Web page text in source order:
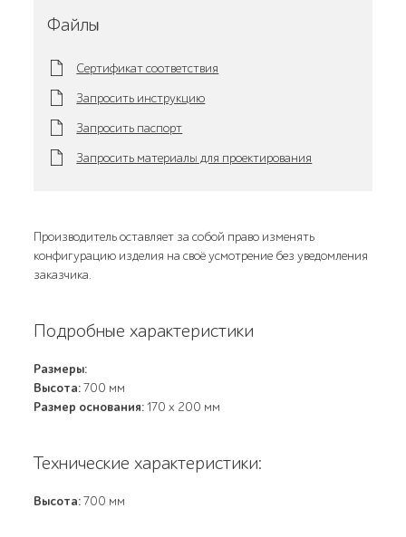
Файлы
Сертификат соответствия
Запросить инструкцию
Запросить паспорт
Запросить материалы для проектирования
Производитель оставляет за собой право изменять
конфигурацию изделия на своё усмотрение без уведомления
заказчика.
Подробные характеристики
Размеры:
Высота:700 мм
Размер основания:170 x 200 мм
Технические характеристики:
Высота:700 мм